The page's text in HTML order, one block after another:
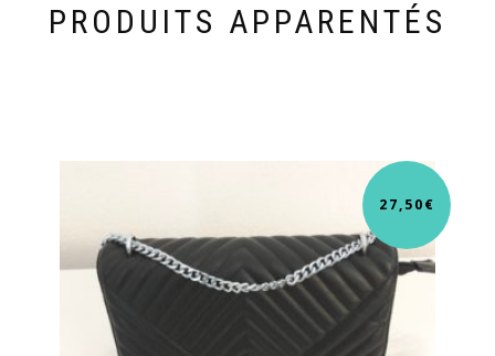
PRODUITS APPARENTÉS
27,50€